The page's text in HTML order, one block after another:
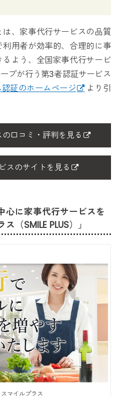
、家事代行サービスの品質
用者が効率的、合理的に事
よう、全国家事代行サービ
プが行う第3者認証サービス
証のホームページ
より引
口コミ・評判を見る
スのサイトを見る
心に家事代行サービスを
（SMILE PLUS）」
マイルプラス